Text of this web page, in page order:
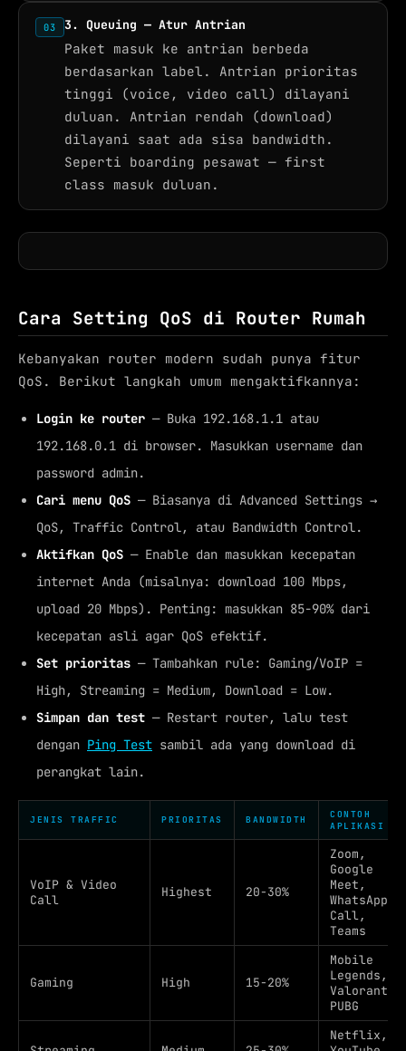
03 3. Queuing — Atur Antrian
Paket masuk ke antrian berbeda
berdasarkan label. Antrian prioritas
tinggi (voice, video call) dilayani
duluan. Antrian rendah (download)
dilayani saat ada sisa bandwidth.
Seperti boarding pesawat — first
class masuk duluan.
Cara Setting QoS di Router Rumah
Kebanyakan router modern sudah punya fitur
QoS. Berikut langkah umum mengaktifkannya:
Login ke router — Buka 192.168.1.1 atau
192.168.0.1 di browser. Masukkan username dan
password admin.
Cari menu QoS — Biasanya di Advanced Settings →
QoS, Traffic Control, atau Bandwidth Control.
Aktifkan QoS — Enable dan masukkan kecepatan
internet Anda (misalnya: download 100 Mbps,
upload 20 Mbps). Penting: masukkan 85-90% dari
kecepatan asli agar QoS efektif.
Set prioritas — Tambahkan rule: Gaming/VoIP =
High, Streaming = Medium, Download = Low.
Simpan dan test — Restart router, lalu test
dengan Ping Test sambil ada yang download di
perangkat lain.
JENIS TRAFFIC PRIORITAS BANDWIDTH
CONTOH
APLIKASI
VoIP & Video
Call
Highest 20-30%
Zoom,
Google
Meet,
WhatsApp
Call,
Teams
Gaming High 15-20%
Mobile
Legends,
Valorant,
PUBG
Netflix,